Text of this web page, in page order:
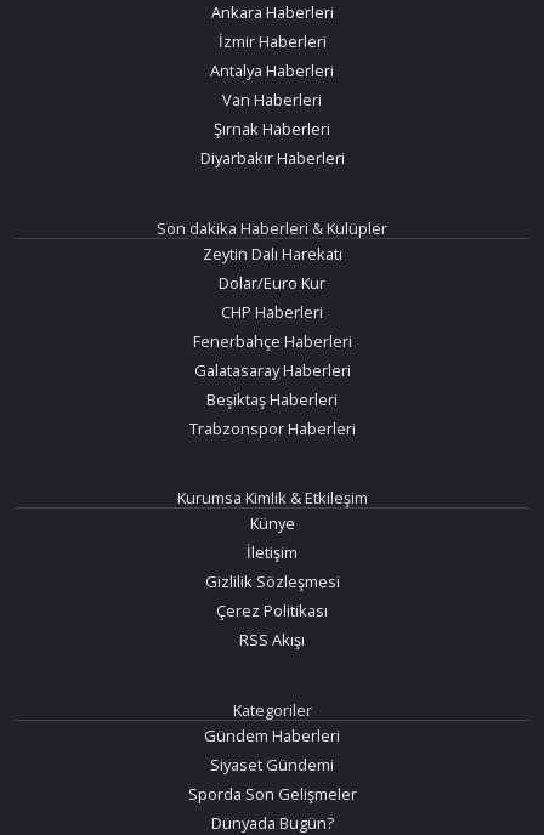
Ankara Haberleri
İzmir Haberleri
Antalya Haberleri
Van Haberleri
Şırnak Haberleri
Diyarbakır Haberleri
Son dakika Haberleri & Kulüpler
Zeytin Dalı Harekatı
Dolar/Euro Kur
CHP Haberleri
Fenerbahçe Haberleri
Galatasaray Haberleri
Beşiktaş Haberleri
Trabzonspor Haberleri
Kurumsa Kimlik & Etkileşim
Künye
İletişim
Gizlilik Sözleşmesi
Çerez Politikası
RSS Akışı
Kategoriler
Gündem Haberleri
Siyaset Gündemi
Sporda Son Gelişmeler
Dünyada Bugün?